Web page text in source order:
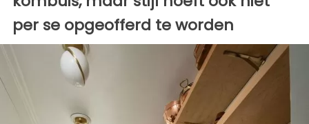
per se opgeofferd te worden